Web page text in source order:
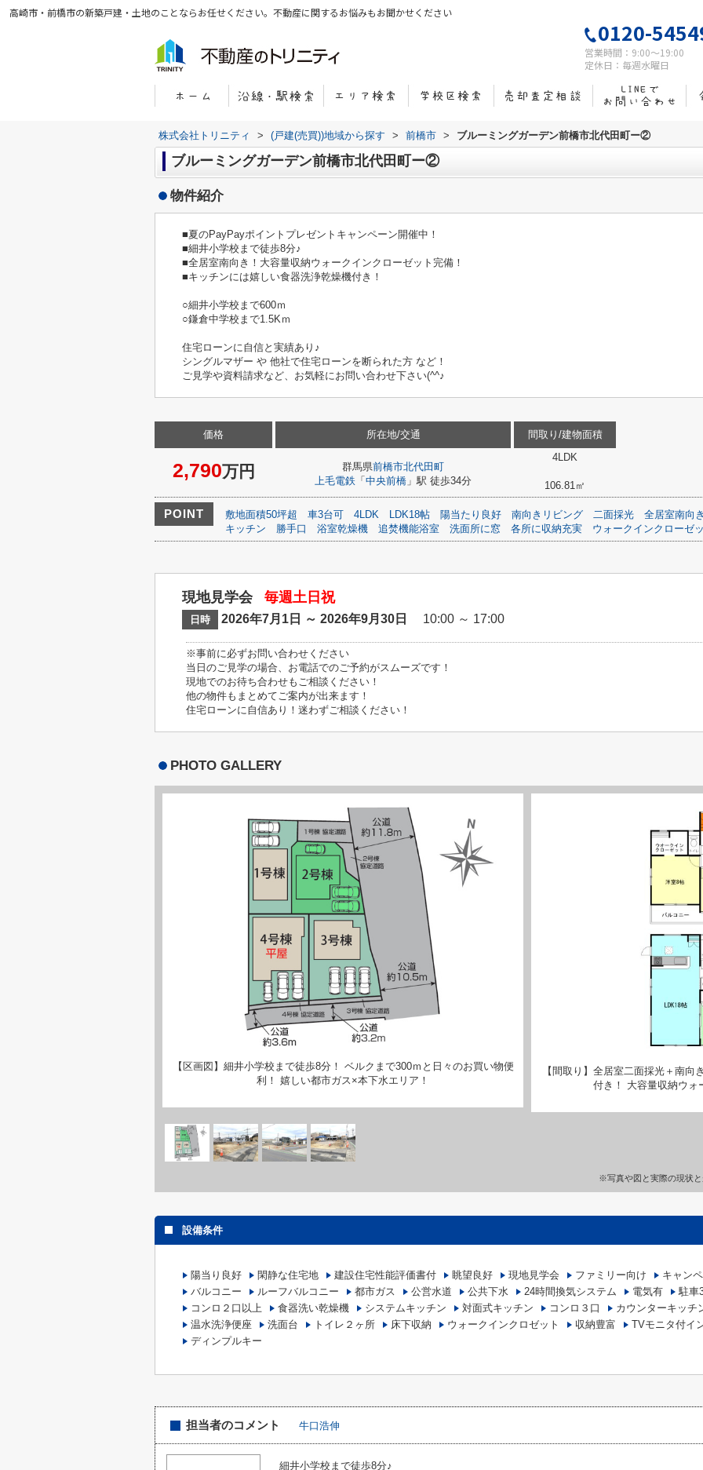
高崎市・前橋市の新築戸建・土地のことならお任せください。不動産に関するお悩みもお聞かせください
0120-
営業時間：9:00～19:00
定休日：毎週水曜日
株式会社トリニティ > (戸建(売買))地域から探す > 前橋市 > ブルーミングガーデン前橋市北代田町ー②
ブルーミングガーデン前橋市北代田町ー②
物件紹介
■夏のPayPayポイントプレゼントキャンペーン開催中！
■細井小学校まで徒歩8分♪
■全居室南向き！大容量収納ウォークインクローゼット完備！
■キッチンには嬉しい食器洗浄乾燥機付き！
○細井小学校まで600ｍ
○鎌倉中学校まで1.5Kｍ
住宅ローンに自信と実績あり♪
シングルマザー や 他社で住宅ローンを断られた方 など！
ご見学や資料請求など、お気軽にお問い合わせ下さい(^^♪
価格
2,790万円
所在地/交通
群馬県前橋市北代田町
上毛電鉄 「 中央前橋 」駅 徒歩34分
間取り/建物面積
4LDK
106.81㎡
POINT 敷地面積50坪超 車3台可 4LDK LDK18帖 陽当たり良好 南向きリビング 二面採光
全居室南向
キッチン
勝手口 浴室乾燥機 追焚機能浴室 洗面所に窓 各所に収納充実 ウォークインクローゼ
現地見学会 毎週土日祝
日時 2026年7月1日 ～ 2026年9月30日 10:00 ～ 17:00
※事前に必ずお問い合わせください
当日のご見学の場合、お電話でのご予約がスムーズです！
現地でのお待ち合わせもご相談ください！
他の物件もまとめてご案内が出来ます！
住宅ローンに自信あり！迷わずご相談ください！
PHOTO GALLERY
【区画図】細井小学校まで徒歩8分！ ベルクまで300ｍと日々のお買い物便
利！ 嬉しい都市ガス×本下水エリア！
【間取り】全居室二面採光＋南
付き！ 大容量収納ウォ
※写真や図と実際の現状
設備条件
陽当り良好 閑静な住宅地 建設住宅性能評価書付 眺望良好 現地見学会 ファミリー向け
キャン
バルコニー
ルーフバルコニー 都市ガス 公営水道 公共下水 24時間換気システム 電気有
駐車
コンロ２口以上
食器洗い乾燥機 システムキッチン 対面式キッチン コンロ３口
カウンターキッチ
温水洗浄便座
洗面台 トイレ２ヶ所 床下収納 ウォークインクロゼット 収納豊富
TVモニタ付イ
ディンプルキー
担当者のコメント 牛口浩伸
細井小学校まで徒歩8分♪